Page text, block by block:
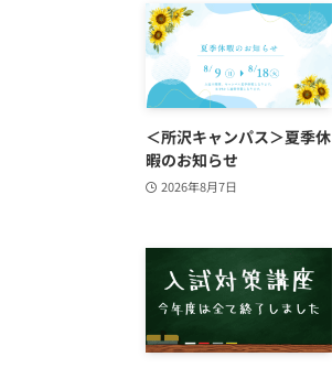
＜所沢キャンパス＞夏季休
暇のお知らせ
2026年8月7日